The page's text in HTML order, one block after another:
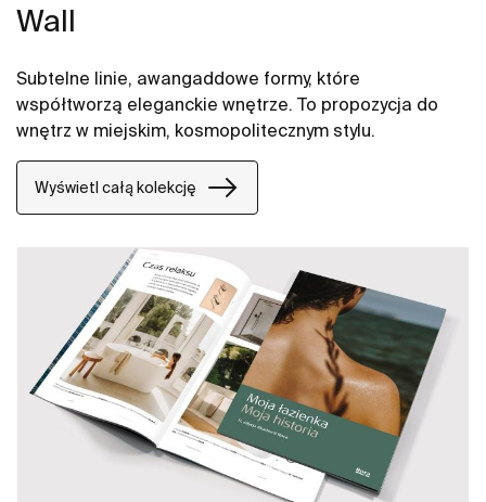
Wall
Subtelne linie, awangaddowe formy, które
współtworzą eleganckie wnętrze. To propozycja do
wnętrz w miejskim, kosmopolitecznym stylu.
Wyświetl całą kolekcję